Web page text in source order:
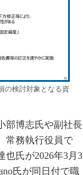
の検討対象となる資
部博志氏や副社長
常務執行役員で
也氏が2026年3月3
氏が同日付で職